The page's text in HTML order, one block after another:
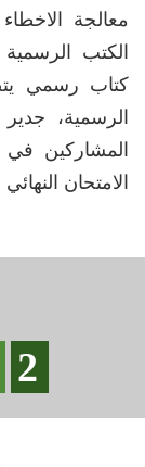
معالجة
الكتب الرسمية
كتاب رسمي
الرسمية،
المشاركين في
الامتحان
2